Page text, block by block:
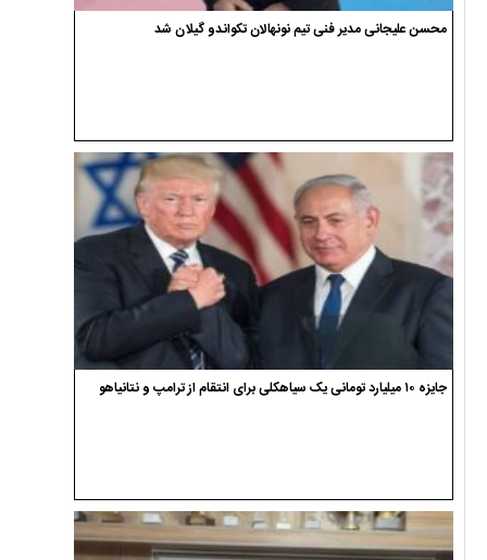
محسن علیجانی مدیر فنی تیم نونهالان تکواندو گیلان شد
جایزه ۱۰ میلیارد تومانی یک سیاهکلی برای انتقام از ترامپ و نتانیاهو